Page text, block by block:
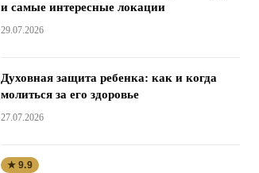
и самые интересные локации
29.07.2026
Духовная защита ребенка: как и когда
молиться за его здоровье
27.07.2026
★ 9.9